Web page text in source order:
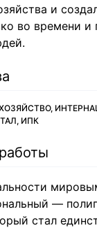
и
во времени и
ИПК
—
стал